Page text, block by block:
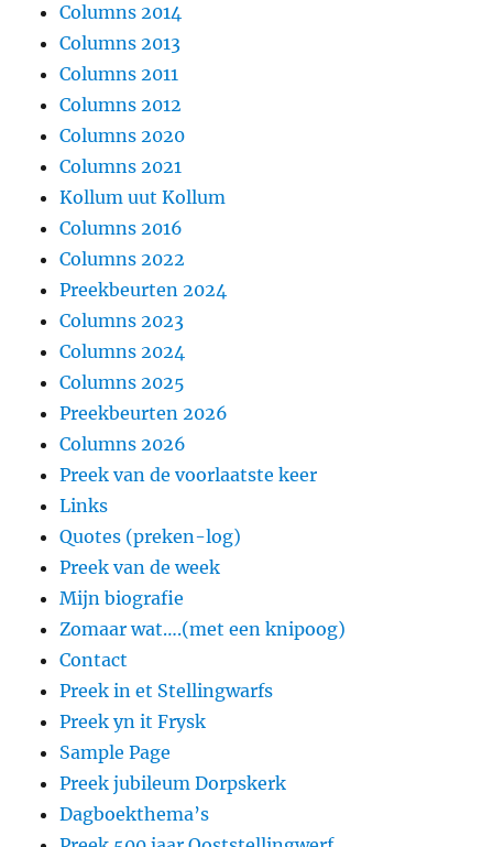
Columns 2014
Columns 2013
Columns 2011
Columns 2012
Columns 2020
Columns 2021
Kollum uut Kollum
Columns 2016
Columns 2022
Preekbeurten 2024
Columns 2023
Columns 2024
Columns 2025
Preekbeurten 2026
Columns 2026
Preek van de voorlaatste keer
Links
Quotes (preken-log)
Preek van de week
Mijn biografie
Zomaar wat….(met een knipoog)
Contact
Preek in et Stellingwarfs
Preek yn it Frysk
Sample Page
Preek jubileum Dorpskerk
Dagboekthema’s